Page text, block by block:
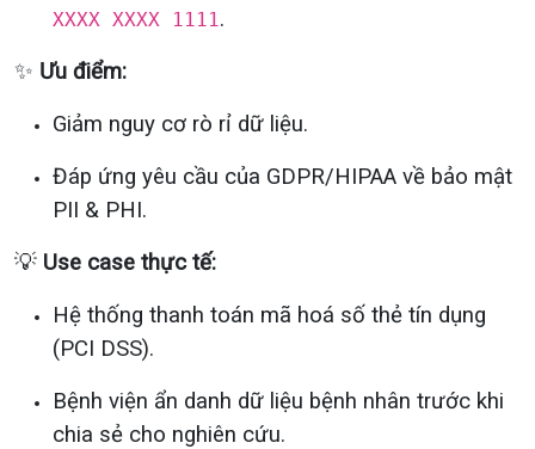
XXXX XXXX 1111.
✨ Ưu điểm:
Giảm nguy cơ rò rỉ dữ liệu.
Đáp ứng yêu cầu của GDPR/HIPAA về bảo mật
PII & PHI.
💡 Use case thực tế:
Hệ thống thanh toán mã hoá số thẻ tín dụng
(PCI DSS).
Bệnh viện ẩn danh dữ liệu bệnh nhân trước khi
chia sẻ cho nghiên cứu.